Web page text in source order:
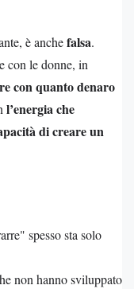
è anchefalsa.
con le donne, in
con quanto denaro
l’energia che
di creare un
spesso sta solo
non hanno sviluppato